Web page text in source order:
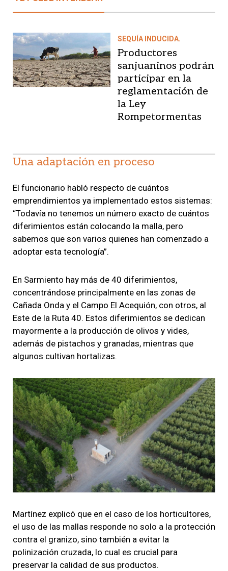
SEQUÍA INDUCIDA.
Productores
sanjuaninos podrán
participar en la
reglamentación de
la Ley
Rompetormentas
Una adaptación en proceso
El funcionario habló respecto de cuántos
emprendimientos ya implementado estos sistemas:
“Todavía no tenemos un número exacto de cuántos
diferimientos están colocando la malla, pero
sabemos que son varios quienes han comenzado a
adoptar esta tecnología”.
En Sarmiento hay más de 40 diferimientos,
concentrándose principalmente en las zonas de
Cañada Onda y el Campo El Acequión, con otros, al
Este de la Ruta 40. Estos diferimientos se dedican
mayormente a la producción de olivos y vides,
además de pistachos y granadas, mientras que
algunos cultivan hortalizas.
Martínez explicó que en el caso de los horticultores,
el uso de las mallas responde no solo a la protección
contra el granizo, sino también a evitar la
polinización cruzada, lo cual es crucial para
preservar la calidad de sus productos.